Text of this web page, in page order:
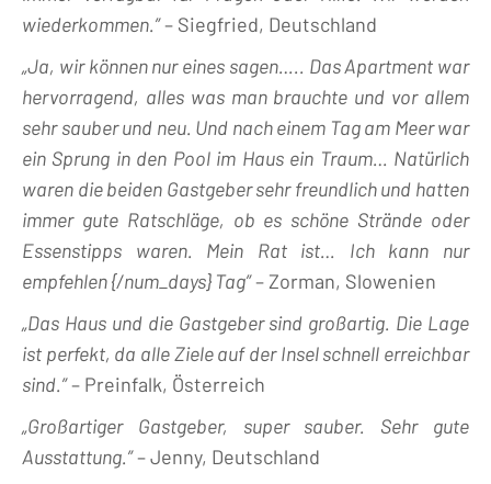
wiederkommen.”– Siegfried, Deutschland
„Ja, wir können nur eines sagen….. Das Apartment war
hervorragend, alles was man brauchte und vor allem
sehr sauber und neu. Und nach einem Tag am Meer war
ein Sprung in den Pool im Haus ein Traum… Natürlich
waren die beiden Gastgeber sehr freundlich und hatten
immer gute Ratschläge, ob es schöne Strände oder
Essenstipps waren. Mein Rat ist… Ich kann nur
empfehlen {/num_days} Tag”– Zorman, Slowenien
„Das Haus und die Gastgeber sind großartig. Die Lage
ist perfekt, da alle Ziele auf der Insel schnell erreichbar
sind.”– Preinfalk, Österreich
„Großartiger Gastgeber, super sauber. Sehr gute
Ausstattung.”– Jenny, Deutschland